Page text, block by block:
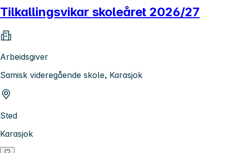
Tilkallingsvikar skoleåret 2026/27
Arbeidsgiver
Samisk videregående skole, Karasjok
Sted
Karasjok